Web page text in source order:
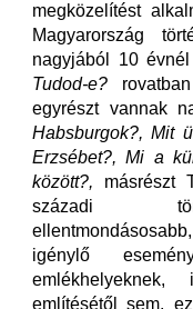
megközelítést
Magyarország
nagyjából 10
Tudod-e?
egyrészt vannak
Habsburgok?, Mit
Erzsébet?, Mi a
között?, másrészt
századi
igénylő
emlékhelyeknek,
említésétől sem,